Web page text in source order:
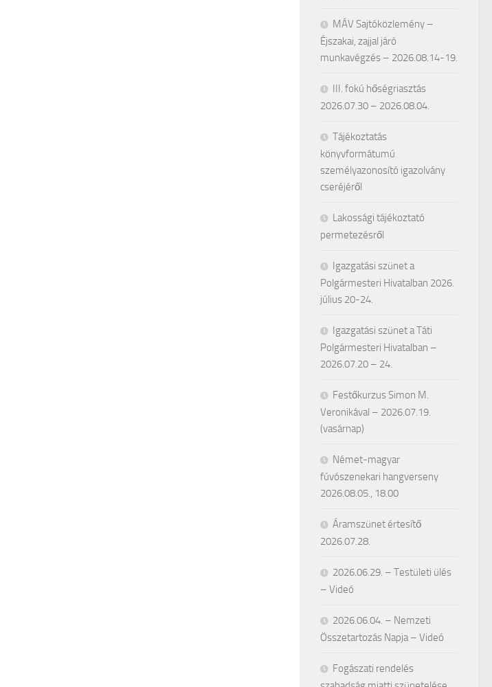
MÁV Sajtóközlemény –
Éjszakai, zajjal járó
munkavégzés – 2026.08.14-19.
III. fokú hőségriasztás
2026.07.30 – 2026.08.04.
Tájékoztatás
könyvformátumú
személyazonosító igazolvány
cseréjéről
Lakossági tájékoztató
permetezésről
Igazgatási szünet a
Polgármesteri Hivatalban 2026.
július 20-24.
Igazgatási szünet a Táti
Polgármesteri Hivatalban –
2026.07.20 – 24.
Festőkurzus Simon M.
Veronikával – 2026.07.19.
(vasárnap)
Német-magyar
fúvószenekari hangverseny
2026.08.05., 18.00
Áramszünet értesítő
2026.07.28.
2026.06.29. – Testületi ülés
– Videó
2026.06.04. – Nemzeti
Összetartozás Napja – Videó
Fogászati rendelés